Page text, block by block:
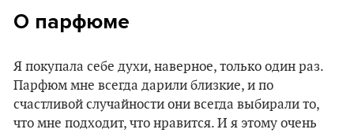
О парфюме
Я покупала себе духи, наверное, только один раз.
Парфюм мне всегда дарили близкие, и по
счастливой случайности они всегда выбирали то,
что мне подходит, что нравится. И я этому очень